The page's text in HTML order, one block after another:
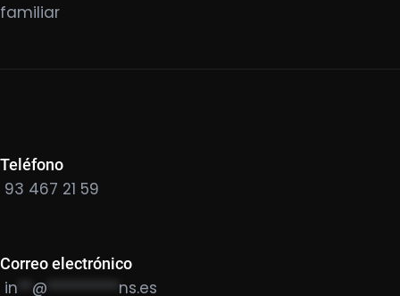
familiar
Teléfono
93 467 21 59
Correo electrónico
in @ ns.es